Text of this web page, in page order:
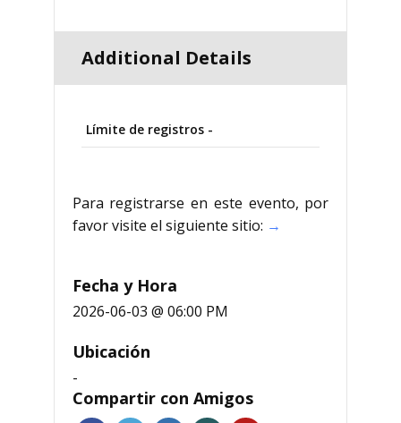
Additional Details
Límite de registros -
Para registrarse en este evento, por
favor visite el siguiente sitio: →
Fecha y Hora
2026-06-03 @ 06:00 PM
Ubicación
-
Compartir con Amigos